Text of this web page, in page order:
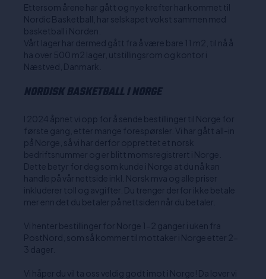
Ettersom årene har gått og nye krefter har kommet til
Nordic Basketball, har selskapet vokst sammen med
basketball i Norden.
Vårt lager har dermed gått fra å være bare 11 m2, til nå å
ha over 500 m2 lager, utstillingsrom og kontor i
Næstved, Danmark.
NORDISK BASKETBALL I NORGE
I 2024 åpnet vi opp for å sende bestillinger til Norge for
første gang, etter mange forespørsler. Vi har gått all-in
på Norge, så vi har derfor opprettet et norsk
bedriftsnummer og er blitt momsregistrert i Norge.
Dette betyr for deg som kunde i Norge at du nå kan
handle på vår nettside inkl. Norsk mva og alle priser
inkluderer toll og avgifter. Du trenger derfor ikke betale
mer enn det du betaler på nettsiden når du betaler.
Vi henter bestillinger for Norge 1-2 ganger i uken fra
PostNord, som så kommer til mottaker i Norge etter 2-
3 dager.
Vi håper du vil ta oss veldig godt imot i Norge! Da lover vi